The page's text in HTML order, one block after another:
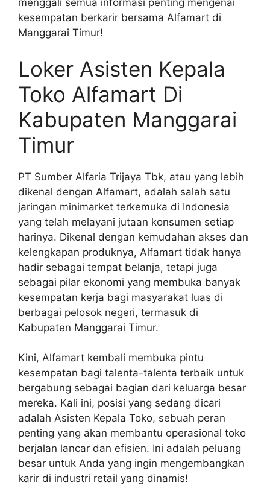
menggali semua informasi penting mengenai
kesempatan berkarir bersama Alfamart di
Manggarai Timur!
Loker Asisten Kepala
Toko Alfamart Di
Kabupaten Manggarai
Timur
PT Sumber Alfaria Trijaya Tbk, atau yang lebih
dikenal dengan Alfamart, adalah salah satu
jaringan minimarket terkemuka di Indonesia
yang telah melayani jutaan konsumen setiap
harinya. Dikenal dengan kemudahan akses dan
kelengkapan produknya, Alfamart tidak hanya
hadir sebagai tempat belanja, tetapi juga
sebagai pilar ekonomi yang membuka banyak
kesempatan kerja bagi masyarakat luas di
berbagai pelosok negeri, termasuk di
Kabupaten Manggarai Timur.
Kini, Alfamart kembali membuka pintu
kesempatan bagi talenta-talenta terbaik untuk
bergabung sebagai bagian dari keluarga besar
mereka. Kali ini, posisi yang sedang dicari
adalah Asisten Kepala Toko, sebuah peran
penting yang akan membantu operasional toko
berjalan lancar dan efisien. Ini adalah peluang
besar untuk Anda yang ingin mengembangkan
karir di industri retail yang dinamis!